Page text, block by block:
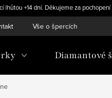
+14 dní. Děkujeme za
Vše o špercích
Diamantové